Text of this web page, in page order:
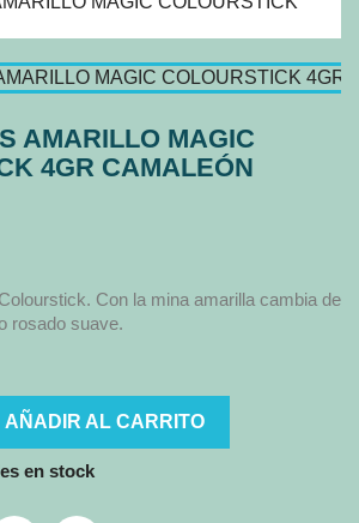
AMARILLO MAGIC
4GR CAMALEÓN
Con la mina amarilla cambia de
rosado suave.
AÑADIR AL CARRITO
en stock